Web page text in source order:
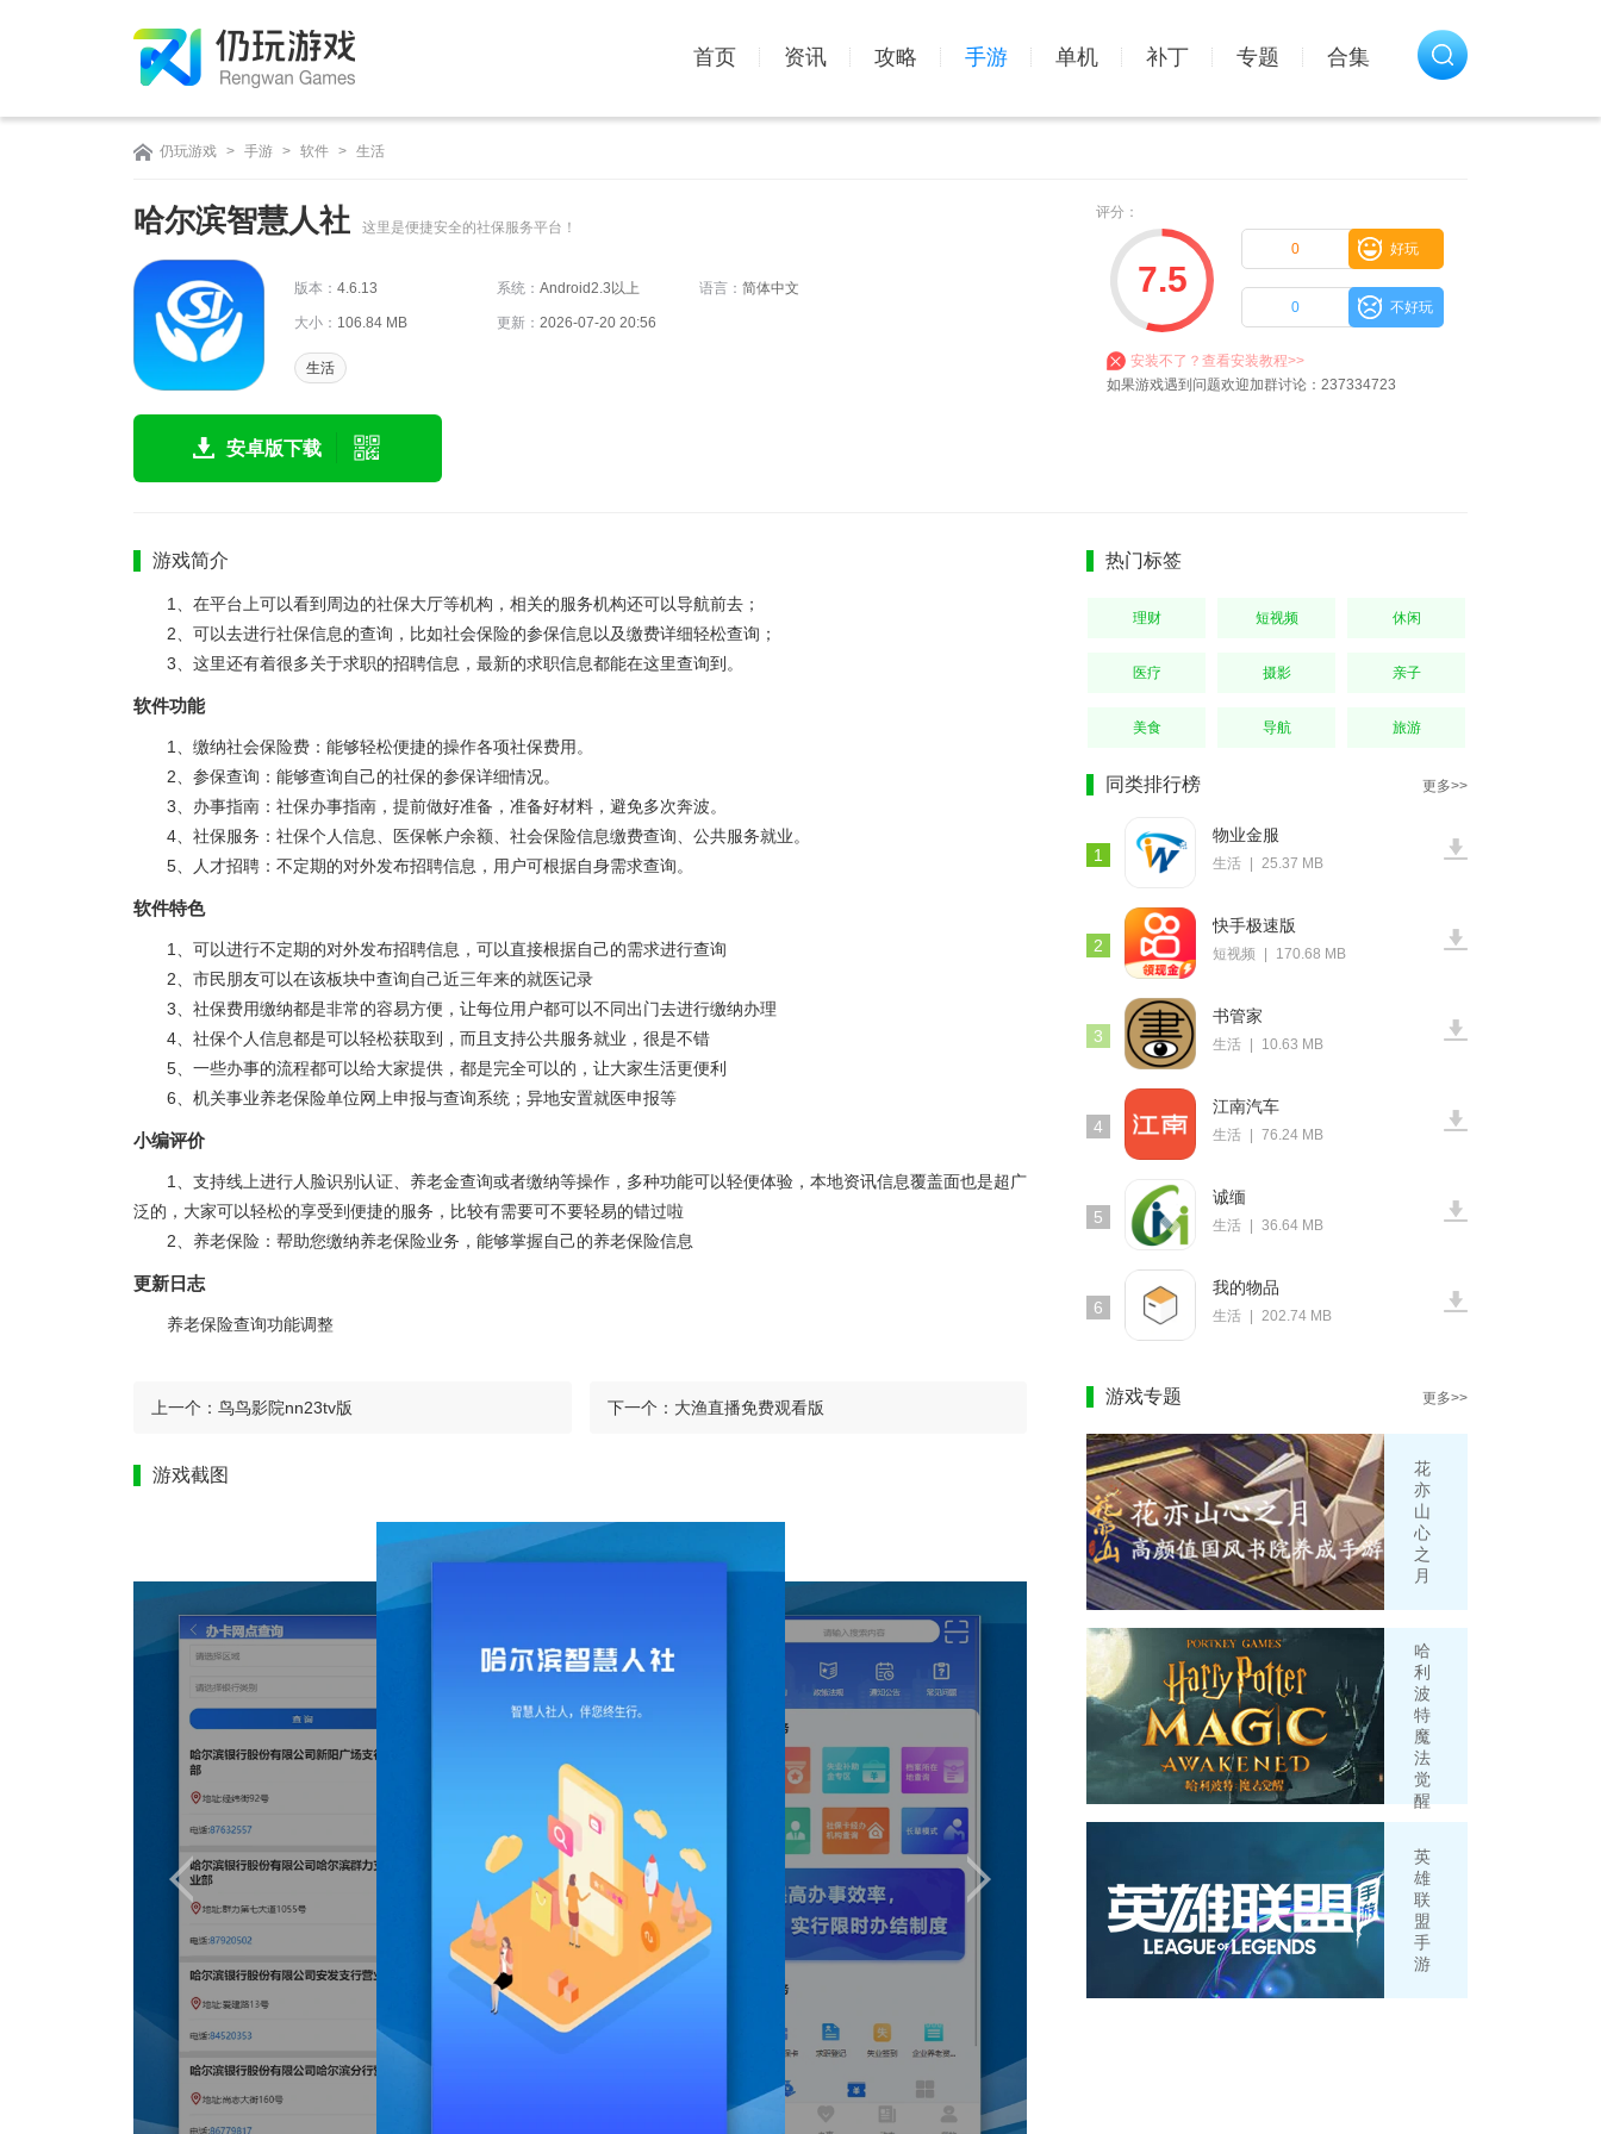
首页 资讯 攻略 手游 单机 补丁 专题 合集
仍玩游戏 > 手游 > 软件 > 生活
评分：
7.5
好玩
0
不好玩
0
哈尔滨智慧人社 这里是便捷安全的社保服务平台！
版本： 4.6.13 系统： Android2.3以上 语言： 简体中文
大小： 106.84 MB 更新： 2026-07-20 20:56
生活
安卓版下载
安装不了？查看安装教程>>
如果游戏遇到问题欢迎加群讨论：237334723
游戏简介
1、在平台上可以看到周边的社保大厅等机构，相关的服务机构还可以导航前去；
2、可以去进行社保信息的查询，比如社会保险的参保信息以及缴费详细轻松查询；
3、这里还有着很多关于求职的招聘信息，最新的求职信息都能在这里查询到。
软件功能
1、缴纳社会保险费：能够轻松便捷的操作各项社保费用。
2、参保查询：能够查询自己的社保的参保详细情况。
3、办事指南：社保办事指南，提前做好准备，准备好材料，避免多次奔波。
4、社保服务：社保个人信息、医保帐户余额、社会保险信息缴费查询、公共服务就业。
5、人才招聘：不定期的对外发布招聘信息，用户可根据自身需求查询。
软件特色
1、可以进行不定期的对外发布招聘信息，可以直接根据自己的需求进行查询
2、市民朋友可以在该板块中查询自己近三年来的就医记录
3、社保费用缴纳都是非常的容易方便，让每位用户都可以不同出门去进行缴纳办理
4、社保个人信息都是可以轻松获取到，而且支持公共服务就业，很是不错
5、一些办事的流程都可以给大家提供，都是完全可以的，让大家生活更便利
6、机关事业养老保险单位网上申报与查询系统；异地安置就医申报等
小编评价
1、支持线上进行人脸识别认证、养老金查询或者缴纳等操作，多种功能可以轻便体验，本地资讯信息覆盖面也是超广
泛的，大家可以轻松的享受到便捷的服务，比较有需要可不要轻易的错过啦
2、养老保险：帮助您缴纳养老保险业务，能够掌握自己的养老保险信息
更新日志
养老保险查询功能调整
上一个： 鸟鸟影院nn23tv版 下一个： 大渔直播免费观看版
游戏截图
热门标签
理财 短视频 休闲
医疗 摄影 亲子
美食 导航 旅游
同类排行榜 更多>>
1
物业金服
生活 25.37 MB
2
快手极速版
短视频 170.68 MB
3
书管家
生活 10.63 MB
4
江南汽车
生活 76.24 MB
5
诚缅
生活 36.64 MB
6
我的物品
生活 202.74 MB
游戏专题 更多>>
花
亦
山
心
之
月
哈
利
波
特
魔
法
觉
醒
英
雄
联
盟
手
游